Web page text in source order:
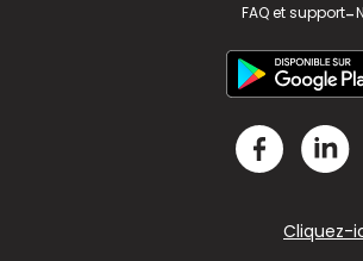
FAQ et support-
Cliquez-